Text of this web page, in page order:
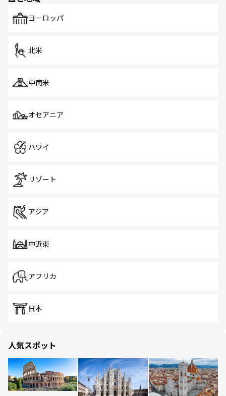
で、ホーカーズは地元の風情を楽しめる外せないスポット
ヨーロッパ
北米
中南米
オセアニア
ハワイ
リゾート
アジア
中近東
アフリカ
日本
人気スポット